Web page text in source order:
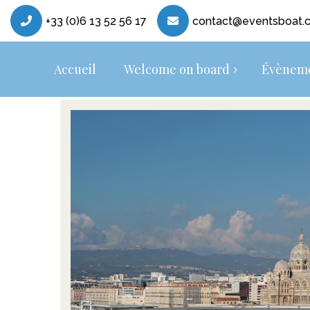
+33 (0)6 13 52 56 17
Accueil Welcome on board
Qui sommes-nous Teams building